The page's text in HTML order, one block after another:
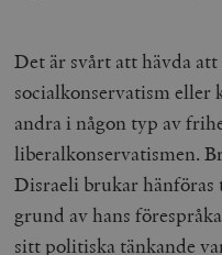
Det är svårt att hävda
socialkonservatism
andra i någon typ av
liberalkonservatismen.
Disraeli brukar hänföras
grund av hans
sitt politiska tänkande